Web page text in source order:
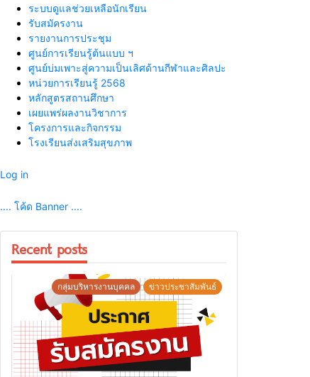
ระบบดูแลช่วยเหลือนักเรียน
รับสมัครงาน
รายงานการประชุม
ศูนย์การเรียนรู้ต้นแบบ ฯ
ศูนย์บ่มเพาะสู่ความเป็นเลิศด้านกีฬาและศิลปะ
หน่วยการเรียนรู้ 2568
หลักสูตรสถานศึกษา
เผยแพร่ผลงานวิชาการ
โครงการและกิจกรรม
โรงเรียนส่งเสริมสุขภาพ
Log in
.... โค้ด Banner ....
Recent posts
กลุ่มบริหารงานบุคคล ข่าวประชาสัมพันธ์